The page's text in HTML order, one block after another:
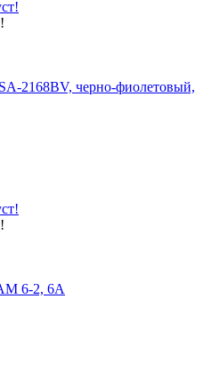
2168BV, черно-фиолетовый,
6-2, 6А